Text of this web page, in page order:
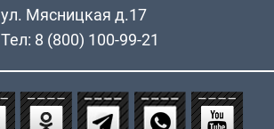
ул. Мясницкая д.17
Тел: 8 (800) 100-99-21